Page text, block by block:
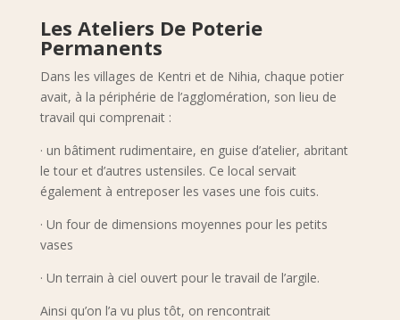
Les Ateliers De Poterie
Permanents
Dans les villages de Kentri et de Nihia, chaque potier
avait, à la périphérie de l’agglomération, son lieu de
travail qui comprenait :
· un bâtiment rudimentaire, en guise d’atelier, abritant
le tour et d’autres ustensiles. Ce local servait
également à entreposer les vases une fois cuits.
· Un four de dimensions moyennes pour les petits
vases
· Un terrain à ciel ouvert pour le travail de l’argile.
Ainsi qu’on l’a vu plus tôt, on rencontrait